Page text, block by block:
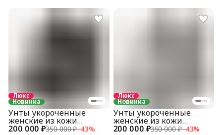
Люкс
Новинка
200 000 ₽350 000 ₽−43%
Унты укороченные
женские из кожи
питона
Люкс
Новинка
200 000 ₽350 000 ₽−43%
Унты укороченные
женские из кожи
питона